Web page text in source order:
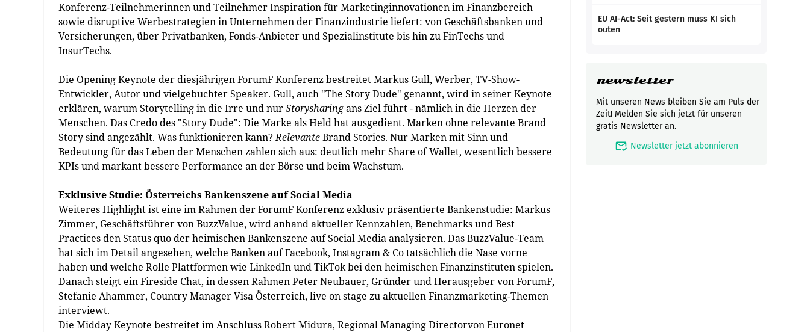
Konferenz-Teilnehmerinnen und Teilnehmer Inspiration für Marketinginnovationen im Finanzbereich
sowie disruptive Werbestrategien in Unternehmen der Finanzindustrie liefert: von Geschäftsbanken und
Versicherungen, über Privatbanken, Fonds-Anbieter und Spezialinstitute bis hin zu FinTechs und
InsurTechs.
Die Opening Keynote der diesjährigen ForumF Konferenz bestreitet Markus Gull, Werber, TV-Show-
Entwickler, Autor und vielgebuchter Speaker. Gull, auch "The Story Dude" genannt, wird in seiner Keynote
erklären, warum Storytelling in die Irre und nurStorysharingans Ziel führt - nämlich in die Herzen der
Menschen. Das Credo des "Story Dude": Die Marke als Held hat ausgedient. Marken ohne relevante Brand
Story sind angezählt. Was funktionieren kann?RelevanteBrand Stories. Nur Marken mit Sinn und
Bedeutung für das Leben der Menschen zahlen sich aus: deutlich mehr Share of Wallet, wesentlich bessere
KPIs und markant bessere Performance an der Börse und beim Wachstum.
Exklusive Studie: Österreichs Bankenszene auf Social Media
Weiteres Highlight ist eine im Rahmen der ForumF Konferenz exklusiv präsentierte Bankenstudie: Markus
Zimmer, Geschäftsführer von BuzzValue, wird anhand aktueller Kennzahlen, Benchmarks und Best
Practices den Status quo der heimischen Bankenszene auf Social Media analysieren. Das BuzzValue-Team
hat sich im Detail angesehen, welche Banken auf Facebook, Instagram & Co tatsächlich die Nase vorne
haben und welche Rolle Plattformen wie LinkedIn und TikTok bei den heimischen Finanzinstituten spielen.
Danach steigt ein Fireside Chat, in dessen Rahmen Peter Neubauer, Gründer und Herausgeber von ForumF,
Stefanie Ahammer, Country Manager Visa Österreich, live on stage zu aktuellen Finanzmarketing-Themen
interviewt.
Die Midday Keynote bestreitet im Anschluss Robert Midura, Regional Managing Directorvon Euronet
EU AI-Act: Seit gestern muss KI sich
outen
newsletter
Mit unseren News bleiben Sie am Puls der
Zeit! Melden Sie sich jetzt für unseren
gratis Newsletter an.
mark_email_read Newsletter jetzt abonnieren